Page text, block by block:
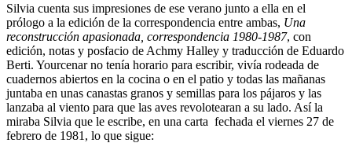
Silvia cuenta sus impresiones de ese verano junto a ella en el
prólogo a la edición de la correspondencia entre ambas, Una
reconstrucción apasionada, correspondencia 1980-1987, con
edición, notas y posfacio de Achmy Halley y traducción de Eduardo
Berti. Yourcenar no tenía horario para escribir, vivía rodeada de
cuadernos abiertos en la cocina o en el patio y todas las mañanas
juntaba en unas canastas granos y semillas para los pájaros y las
lanzaba al viento para que las aves revolotearan a su lado. Así la
miraba Silvia que le escribe, en una carta fechada el viernes 27 de
febrero de 1981, lo que sigue: